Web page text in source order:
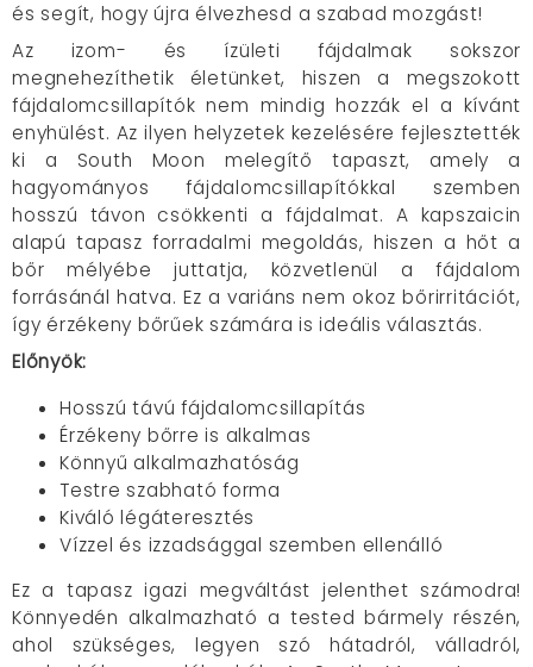
és segít, hogy újra élvezhesd a szabad mozgást!
Az izom- és ízületi fájdalmak sokszor
megnehezíthetik életünket, hiszen a megszokott
fájdalomcsillapítók nem mindig hozzák el a kívánt
enyhülést. Az ilyen helyzetek kezelésére fejlesztették
ki a South Moon melegítő tapaszt, amely a
hagyományos fájdalomcsillapítókkal szemben
hosszú távon csökkenti a fájdalmat. A kapszaicin
alapú tapasz forradalmi megoldás, hiszen a hőt a
bőr mélyébe juttatja, közvetlenül a fájdalom
forrásánál hatva. Ez a variáns nem okoz bőrirritációt,
így érzékeny bőrűek számára is ideális választás.
Előnyök:
Hosszú távú fájdalomcsillapítás
Érzékeny bőrre is alkalmas
Könnyű alkalmazhatóság
Testre szabható forma
Kiváló légáteresztés
Vízzel és izzadsággal szemben ellenálló
Ez a tapasz igazi megváltást jelenthet számodra!
Könnyedén alkalmazható a tested bármely részén,
ahol szükséges, legyen szó hátadról, válladról,